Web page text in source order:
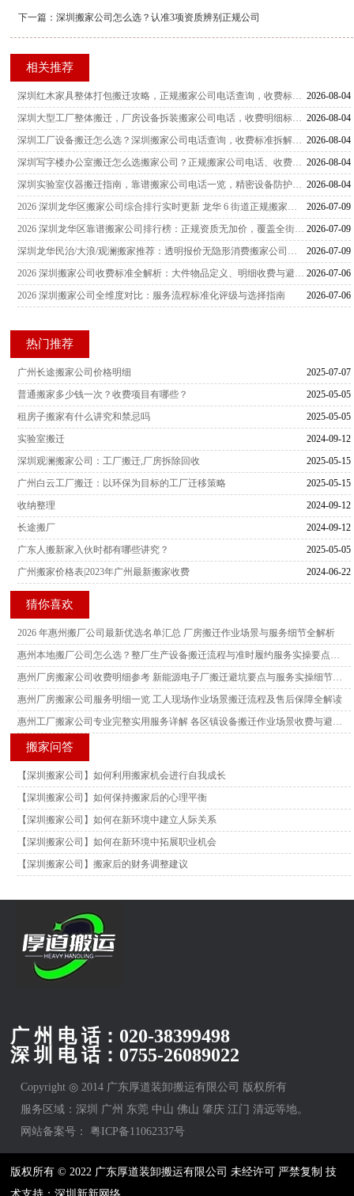
下一篇：深圳搬家公司怎么选？认准3项资质辨别正规公司
相关推荐
2026-08-04
深圳红木家具整体打包搬迁攻略，正规搬家公司电话查询，收费标准详解，多家服务商横向测评
2026-08-04
深圳大型工厂整体搬迁，厂房设备拆装搬家公司电话，收费明细标准与服务商客观测评指南
2026-08-04
深圳工厂设备搬迁怎么选？深圳搬家公司电话查询，收费标准拆解，厂房搬迁服务商真实测评汇总
2026-08-04
深圳写字楼办公室搬迁怎么选搬家公司？正规搬家公司电话、收费标准、服务测评汇总
2026-08-04
深圳实验室仪器搬迁指南，靠谱搬家公司电话一览，精密设备防护要点与报价测评分析
2026-07-09
2026 深圳龙华区搬家公司综合排行实时更新 龙华 6 街道正规搬家服务商甄选指南
2026-07-09
2026 深圳龙华区靠谱搬家公司排行榜：正规资质无加价，覆盖全街道社区搬家攻略
2026-07-09
深圳龙华民治/大浪/观澜搬家推荐：透明报价无隐形消费搬家公司排行
2026-07-06
2026 深圳搬家公司收费标准全解析：大件物品定义、明细收费与避坑指南
2026-07-06
2026 深圳搬家公司全维度对比：服务流程标准化评级与选择指南
热门推荐
2025-07-07
广州长途搬家公司价格明细
2025-05-05
普通搬家多少钱一次？收费项目有哪些？
2025-05-05
租房子搬家有什么讲究和禁忌吗
2024-09-12
实验室搬迁
2025-05-15
深圳观澜搬家公司：工厂搬迁,厂房拆除回收
2025-05-15
广州白云工厂搬迁：以环保为目标的工厂迁移策略
2024-09-12
收纳整理
2024-09-12
长途搬厂
2025-05-05
广东人搬新家入伙时都有哪些讲究？
2024-06-22
广州搬家价格表|2023年广州最新搬家收费
猜你喜欢
2026 年惠州搬厂公司最新优选名单汇总 厂房搬迁作业场景与服务细节全解析
惠州厂房搬家公司服务明细一览 工人现场作业场景搬迁流程及售后保障全解读
搬家问答
【深圳搬家公司】如何利用搬家机会进行自我成长
【深圳搬家公司】如何保持搬家后的心理平衡
【深圳搬家公司】如何在新环境中建立人际关系
【深圳搬家公司】如何在新环境中拓展职业机会
【深圳搬家公司】搬家后的财务调整建议
广 州 电 话： 020-38399498
深 圳 电 话： 0755-26089022
Copyright ◎ 2014 广东厚道装卸搬运有限公司 版权所有
服务区域：深圳 广州 东莞 中山 佛山 肇庆 江门 清远等地。
网站备案号：粤ICP备11062337号
版权所有 © 2022 广东厚道装卸搬运有限公司 未经许可 严禁复制 技